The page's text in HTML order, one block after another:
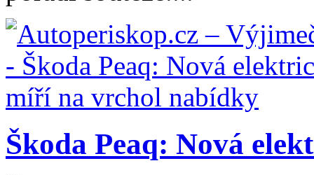
Škoda Peaq: Nová